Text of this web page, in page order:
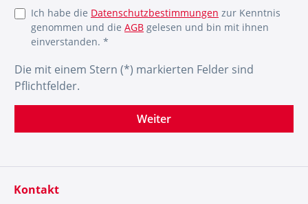
Ich habe die Datenschutzbestimmungen zur Kenntnis
genommen und die AGB gelesen und bin mit ihnen
einverstanden. *
Die mit einem Stern (*) markierten Felder sind
Pflichtfelder.
Weiter
Kontakt